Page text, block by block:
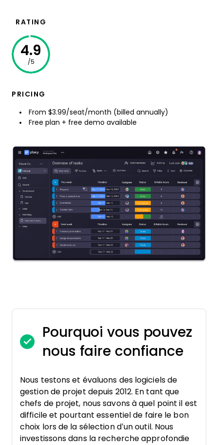
RATING
4.9
/5
PRICING
From $3.99/seat/month (billed annually)
Free plan + free demo available
Pourquoi vous pouvez
nous faire confiance
Nous testons et évaluons des logiciels de
gestion de projet depuis 2012. En tant que
chefs de projet, nous savons à quel point il est
difficile et pourtant essentiel de faire le bon
choix lors de la sélection d’un outil. Nous
investissons dans la recherche approfondie